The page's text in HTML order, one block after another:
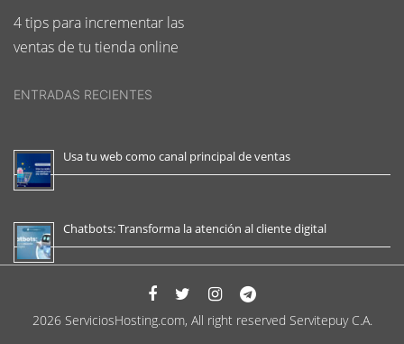
4 tips para incrementar las
ventas de tu tienda online
ENTRADAS RECIENTES
Usa tu web como canal principal de ventas
Chatbots: Transforma la atención al cliente digital
2026 ServiciosHosting.com, All right reserved Servitepuy C.A.